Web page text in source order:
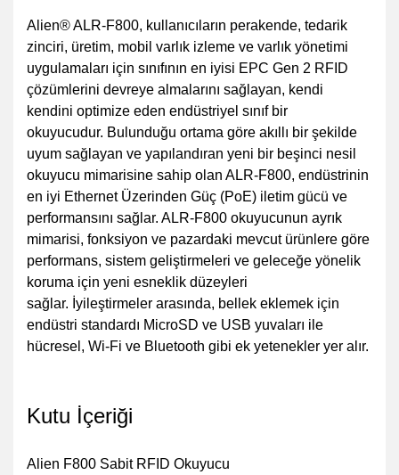
Alien® ALR-F800, kullanıcıların perakende, tedarik
zinciri, üretim, mobil varlık izleme ve varlık yönetimi
uygulamaları için sınıfının en iyisi EPC Gen 2 RFID
çözümlerini devreye almalarını sağlayan, kendi
kendini optimize eden endüstriyel sınıf bir
okuyucudur. Bulunduğu ortama göre akıllı bir şekilde
uyum sağlayan ve yapılandıran yeni bir beşinci nesil
okuyucu mimarisine sahip olan ALR-F800, endüstrinin
en iyi Ethernet Üzerinden Güç (PoE) iletim gücü ve
performansını sağlar. ALR-F800 okuyucunun ayrık
mimarisi, fonksiyon ve pazardaki mevcut ürünlere göre
performans, sistem geliştirmeleri ve geleceğe yönelik
koruma için yeni esneklik düzeyleri
sağlar. İyileştirmeler arasında, bellek eklemek için
endüstri standardı MicroSD ve USB yuvaları ile
hücresel, Wi-Fi ve Bluetooth gibi ek yetenekler yer alır.
Kutu İçeriği
Alien F800 Sabit RFID Okuyucu